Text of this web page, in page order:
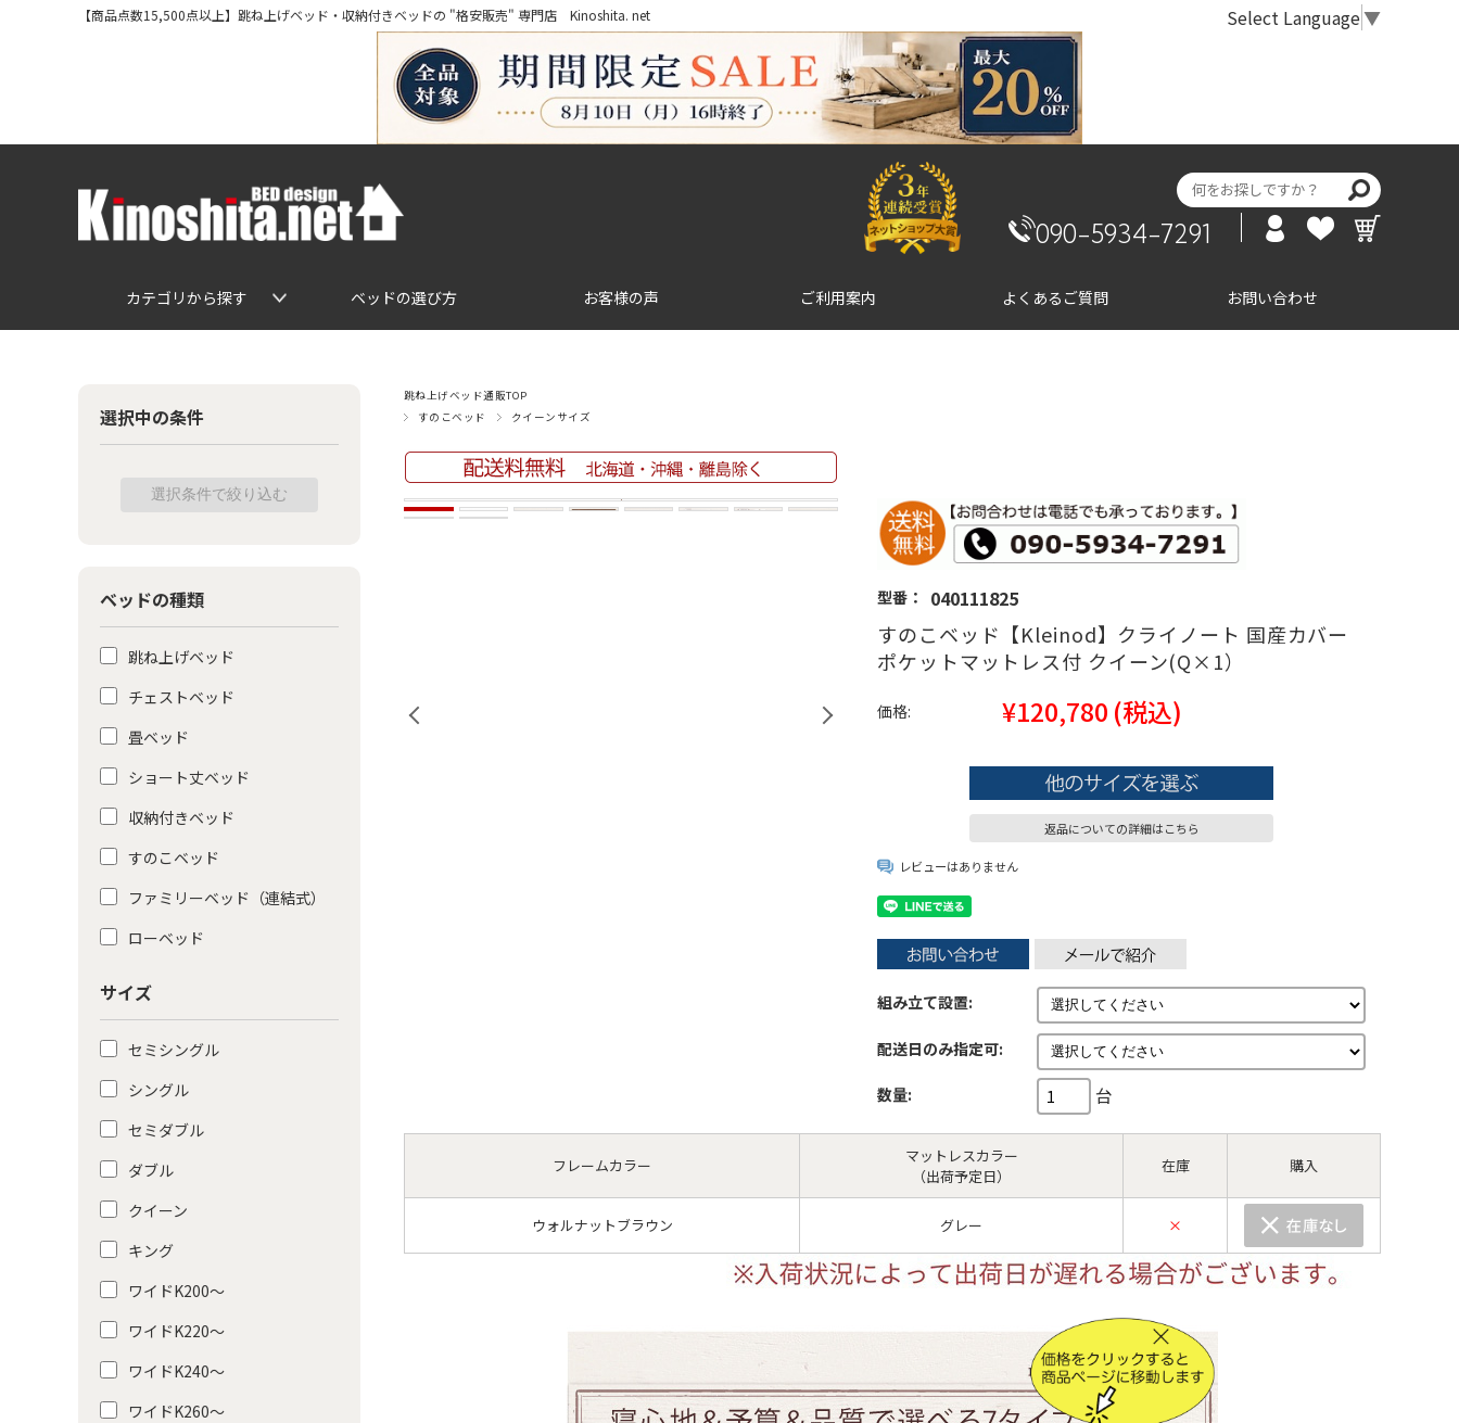
【商品点数15,500点以上】跳ね上げベッド・収納付きベッドの "格安販売" 専門店 Kinoshita. net Select Language▼
090-5934-7291
カテゴリから探す ベッドの選び方 お客様の声 ご利用案内 よくあるご質問 お問い合わせ
跳ね上げベッド通販TOP
すのこベッド
クイーンサイズ
型番： 040111825
すのこベッド【Kleinod】クライノート 国産カバー
ポケットマットレス付 クイーン(Q×1）
価格: ¥120,780 (税込)
返品についての詳細はこちら
レビューはありません
組み立て設置:
配送日のみ指定可:
数量: 台
フレームカラー
マットレスカラー
（出荷予定日）
在庫 購入
ウォルナットブラウン グレー ×
選択中の条件
ベッドの種類
跳ね上げベッド
チェストベッド
畳ベッド
ショート丈ベッド
収納付きベッド
すのこベッド
ファミリーベッド（連結式）
ローベッド
サイズ
セミシングル
シングル
セミダブル
ダブル
クイーン
キング
ワイドK200〜
ワイドK220〜
ワイドK240〜
ワイドK260〜